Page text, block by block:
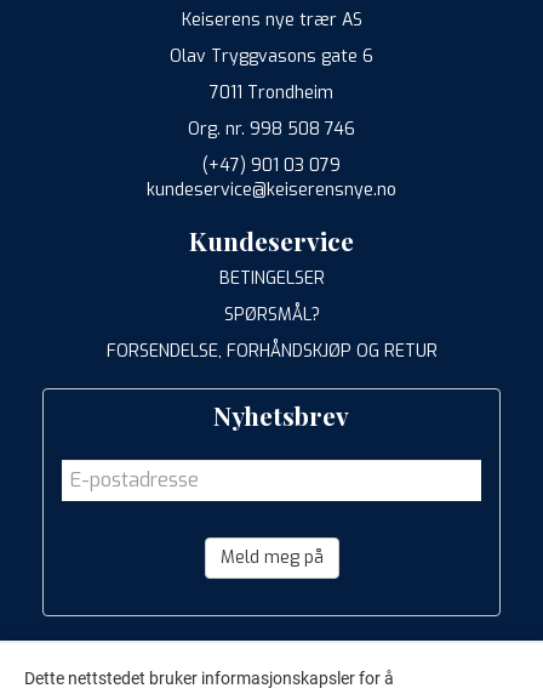
Keiserens nye trær AS
Olav Tryggvasons gate 6
7011 Trondheim
Org. nr. 998 508 746
(+47) 901 03 079
kundeservice@keiserensnye.no
Kundeservice
BETINGELSER
SPØRSMÅL?
FORSENDELSE, FORHÅNDSKJØP OG RETUR
Nyhetsbrev
Meld meg på
Dette nettstedet bruker informasjonskapsler for å